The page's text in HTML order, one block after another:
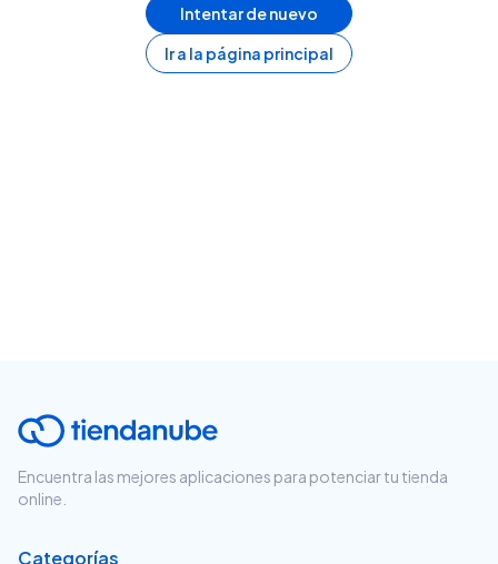
Intentar de nuevo
Ir a la página principal
Encuentra las mejores aplicaciones para potenciar tu tienda
online.
Categorías